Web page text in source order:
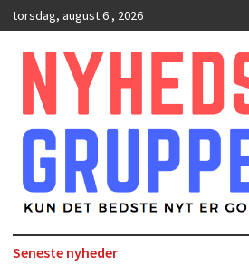
torsdag, august 6 , 2026
NyhedsGruppen
Kun det bedste nyt er godt nyt
Seneste nyheder